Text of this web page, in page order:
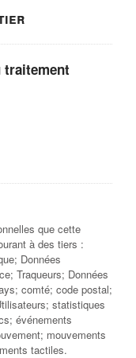
traitement
que cette
à des tiers :
Données
Traqueurs; Données
comté; code postal;
statistiques
événements
mouvements
tactiles.